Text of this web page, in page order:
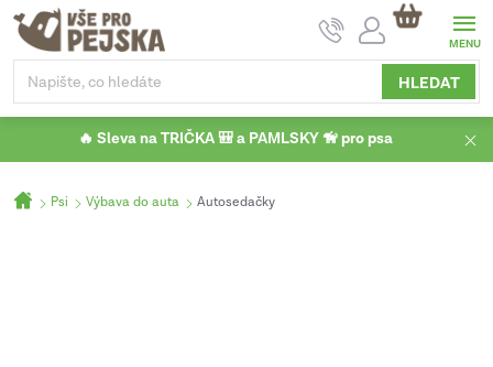
Přejít
obsah
HLEDAT
NÁKUPNÍ
KOŠÍK
🔥 Sleva na TRIČKA 🎒 a PAMLSKY 🦮 pro psa
Domů
Psi Výbava do auta Autosedačky